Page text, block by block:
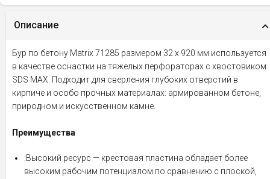
Описание
Бур по бетону Matrix 71285 размером 32 х 920 мм используется
в качестве оснастки на тяжелых перфораторах с хвостовиком
SDS MAX. Подходит для сверления глубоких отверстий в
кирпиче и особо прочных материалах: армированном бетоне,
природном и искусственном камне.
Преимущества
:Высокий ресурс — крестовая пластина обладает более
высоким рабочим потенциалом по сравнению с плоской,